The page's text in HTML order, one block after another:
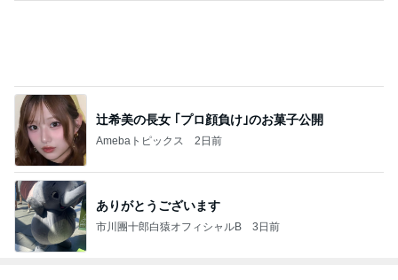
辻希美の長女 ｢プロ顔負け｣のお菓子公開
Amebaトピックス 2日前
ありがとうございます
市川團十郎白猿オフィシャルB 3日前